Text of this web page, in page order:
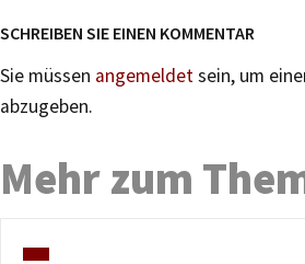
SCHREIBEN SIE EINEN KOMMENTAR
Sie müssen angemeldetsein, um
abzugeben.
Mehr zum